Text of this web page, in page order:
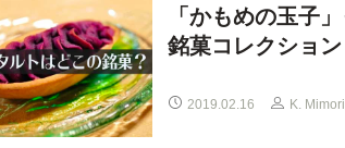
「かもめの玉子
銘菓コレクション
2019.02.16 K. Mimori